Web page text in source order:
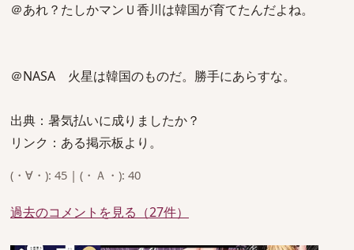
＠あれ？たしかマンＵ香川は韓国が育てたんだよね。
＠NASA 火星は韓国のものだ。勝手にあらすな。
出典：暑気払いに成りましたか？
リンク：ある掲示板より。
(・∀・): 45 | (・Ａ・): 40
過去のコメントを見る（27件）